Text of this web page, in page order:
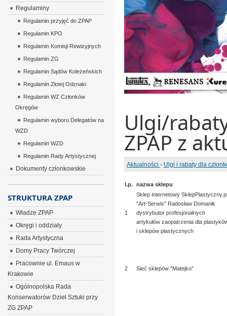
Ulgi/
ZPAP z
Aktualności - Ulgi i rabaty dla
l.p. nazwa sklepu
1
Sklep internetowy SklepPlastyczny.pl
"Art-Serwis" Radosław Domanik
dystrybutor profesjonalnych
artykułów zaopatrzenia dla
i sklepów plastycznych
2 Sieć sklepów "Matejko"
Regulaminy
Regulamin przyjęć do ZPAP
Regulamin KPO
Regulamin Komisji Rewizyjnych
Regulamin ZG
Regulamin Sądów Koleżeńskich
Regulamin Złotej Odznaki
Regulamin WZ Członków
Okręgów
Regulamin wyboru Delegatów na
WZD
Regulamin WZD
Regulamin Rady Artystycznej
Dokumenty członkowskie
STRUKTURA ZPAP
Władze ZPAP
Okręgi i oddziały
Rada Artystyczna
Domy Pracy Twórczej
Pracownie ul. Emaus w
Krakowie
Ogólnopolska Rada
Konserwatorów Dzieł Sztuki przy
ZG ZPAP